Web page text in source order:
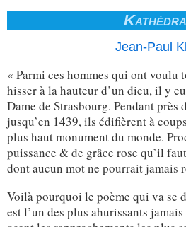
Jean-Paul
« Parmi ces hommes qui ont voulu
hisser à la hauteur d’un dieu, il y
Dame de Strasbourg. Pendant près
jusqu’en 1439, ils édifièrent à
plus haut monument du monde.
puissance & de grâce rose qu’il
dont aucun mot ne pourrait jamais
Voilà pourquoi le poème qui va se
est l’un des plus ahurissants